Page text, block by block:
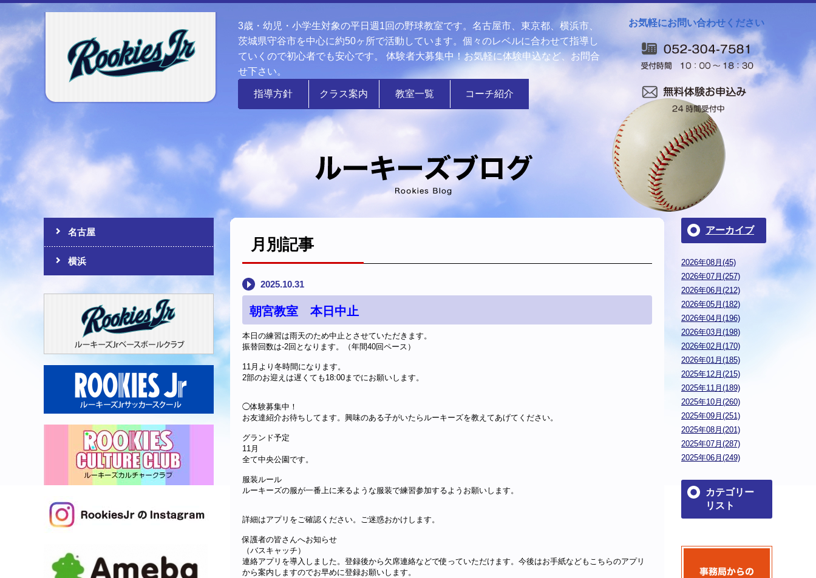
お気軽にお問い合わせください
3歳・幼児・小学生対象の平日週1回の野球教室です。名古屋市、東京都、横浜市、
茨城県守谷市を中心に約50ヶ所で活動しています。個々のレベルに合わせて指導し
ていくので初心者でも安心です。 体験者大募集中！お気軽に体験申込など、お問合
せ下さい。
指導方針 クラス案内 教室一覧 コーチ紹介
月別記事
2025.10.31
朝宮教室 本日中止
本日の練習は雨天のため中止とさせていただきます。
振替回数は-2回となります。（年間40回ペース）
11月より冬時間になります。
2部のお迎えは遅くても18:00までにお願いします。
◯体験募集中！
お友達紹介お待ちしてます。興味のある子がいたらルーキーズを教えてあげてください。
グランド予定
11月
全て中央公園です。
服装ルール
ルーキーズの服が一番上に来るような服装で練習参加するようお願いします。
詳細はアプリをご確認ください。ご迷惑おかけします。
保護者の皆さんへお知らせ
（バスキャッチ）
連絡アプリを導入しました。登録後から欠席連絡などで使っていただけます。今後はお手紙などもこちらのアプリ
から案内しますのでお早めに登録お願いします。
名古屋
横浜
アーカイブ
2026年08月(45)
2026年07月(257)
2026年06月(212)
2026年05月(182)
2026年04月(196)
2026年03月(198)
2026年02月(170)
2026年01月(185)
2025年12月(215)
2025年11月(189)
2025年10月(260)
2025年09月(251)
2025年08月(201)
2025年07月(287)
2025年06月(249)
カテゴリー
リスト